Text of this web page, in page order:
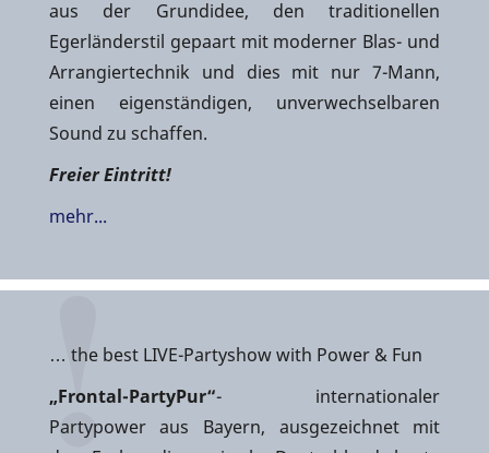
aus der Grundidee, den traditionellen
Egerländerstil gepaart mit moderner Blas- und
Arrangiertechnik und dies mit nur 7-Mann,
einen eigenständigen, unverwechselbaren
Sound zu schaffen.
Freier Eintritt!
mehr...
… the best LIVE-Partyshow with Power & Fun
„Frontal-PartyPur“- internationaler
Partypower aus Bayern, ausgezeichnet mit